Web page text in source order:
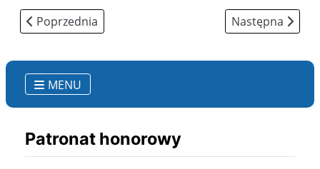
MENU
Patronat honorowy
Poprzednia strona: Festiwalowi finaliści - piątek -
Poprzednia Następna
Następna